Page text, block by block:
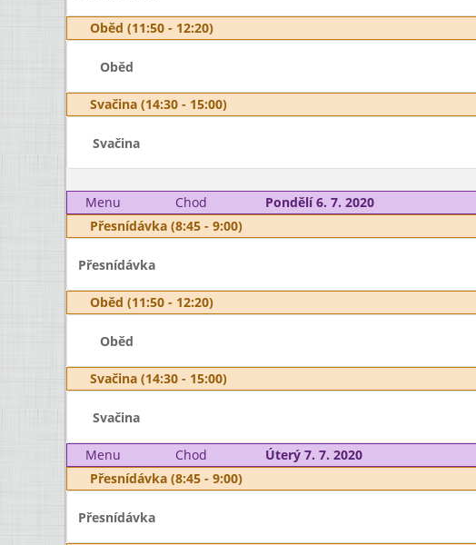
Oběd (11:50 - 12:20)
Oběd
Svačina (14:30 - 15:00)
Svačina
Menu
Chod
Pondělí 6. 7. 2020
Přesnídávka (8:45 - 9:00)
Přesnídávka
Oběd (11:50 - 12:20)
Oběd
Svačina (14:30 - 15:00)
Svačina
Menu Chod
Úterý 7. 7. 2020
Přesnídávka (8:45 - 9:00)
Přesnídávka